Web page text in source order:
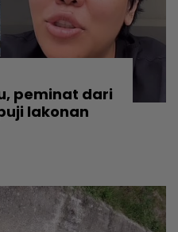
peminat dari
lakonan